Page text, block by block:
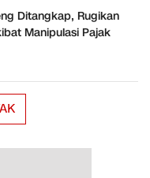
Ditangkap, Rugikan
Manipulasi Pajak